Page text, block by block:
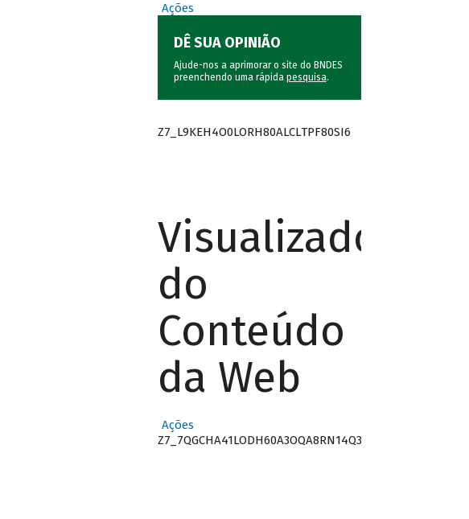
Ações
DÊ SUA OPINIÃO
Ajude-nos a aprimorar o site do BNDES
preenchendo uma rápida pesquisa.
Z7_L9KEH4O0LORH80ALCLTPF80SI6
Visualizador
do
Conteúdo
da Web
Ações
Z7_7QGCHA41LODH60A3OQA8RN14Q3